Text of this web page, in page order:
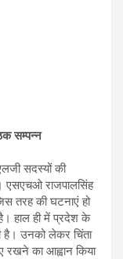
सम्पन्न
सदस्यों की
एसएचओ राजपालसिंह
तरह की घटनाएं हो
हाल ही में प्रदेश के
है। उनको लेकर चिंता
रखने का आह्वान किया